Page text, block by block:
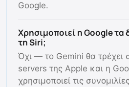
Google.
Χρησιμοποιεί η Google τα
τη Siri;
Όχι — το Gemini θα τρέχει
servers της Apple και η
χρησιμοποιεί τις